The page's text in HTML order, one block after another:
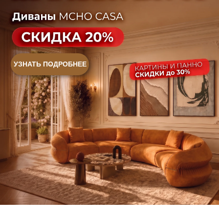
© 2026 Sky Living
Политика конфиденциальности
+7 (932) 021-99-97
+7 (499) 916-60-10,
Политика возврата товаров
Sales@skyliving.ru
Telegram и YouTube ограничены на территории РФ
(на основании ФЗ-149 "Об информации")